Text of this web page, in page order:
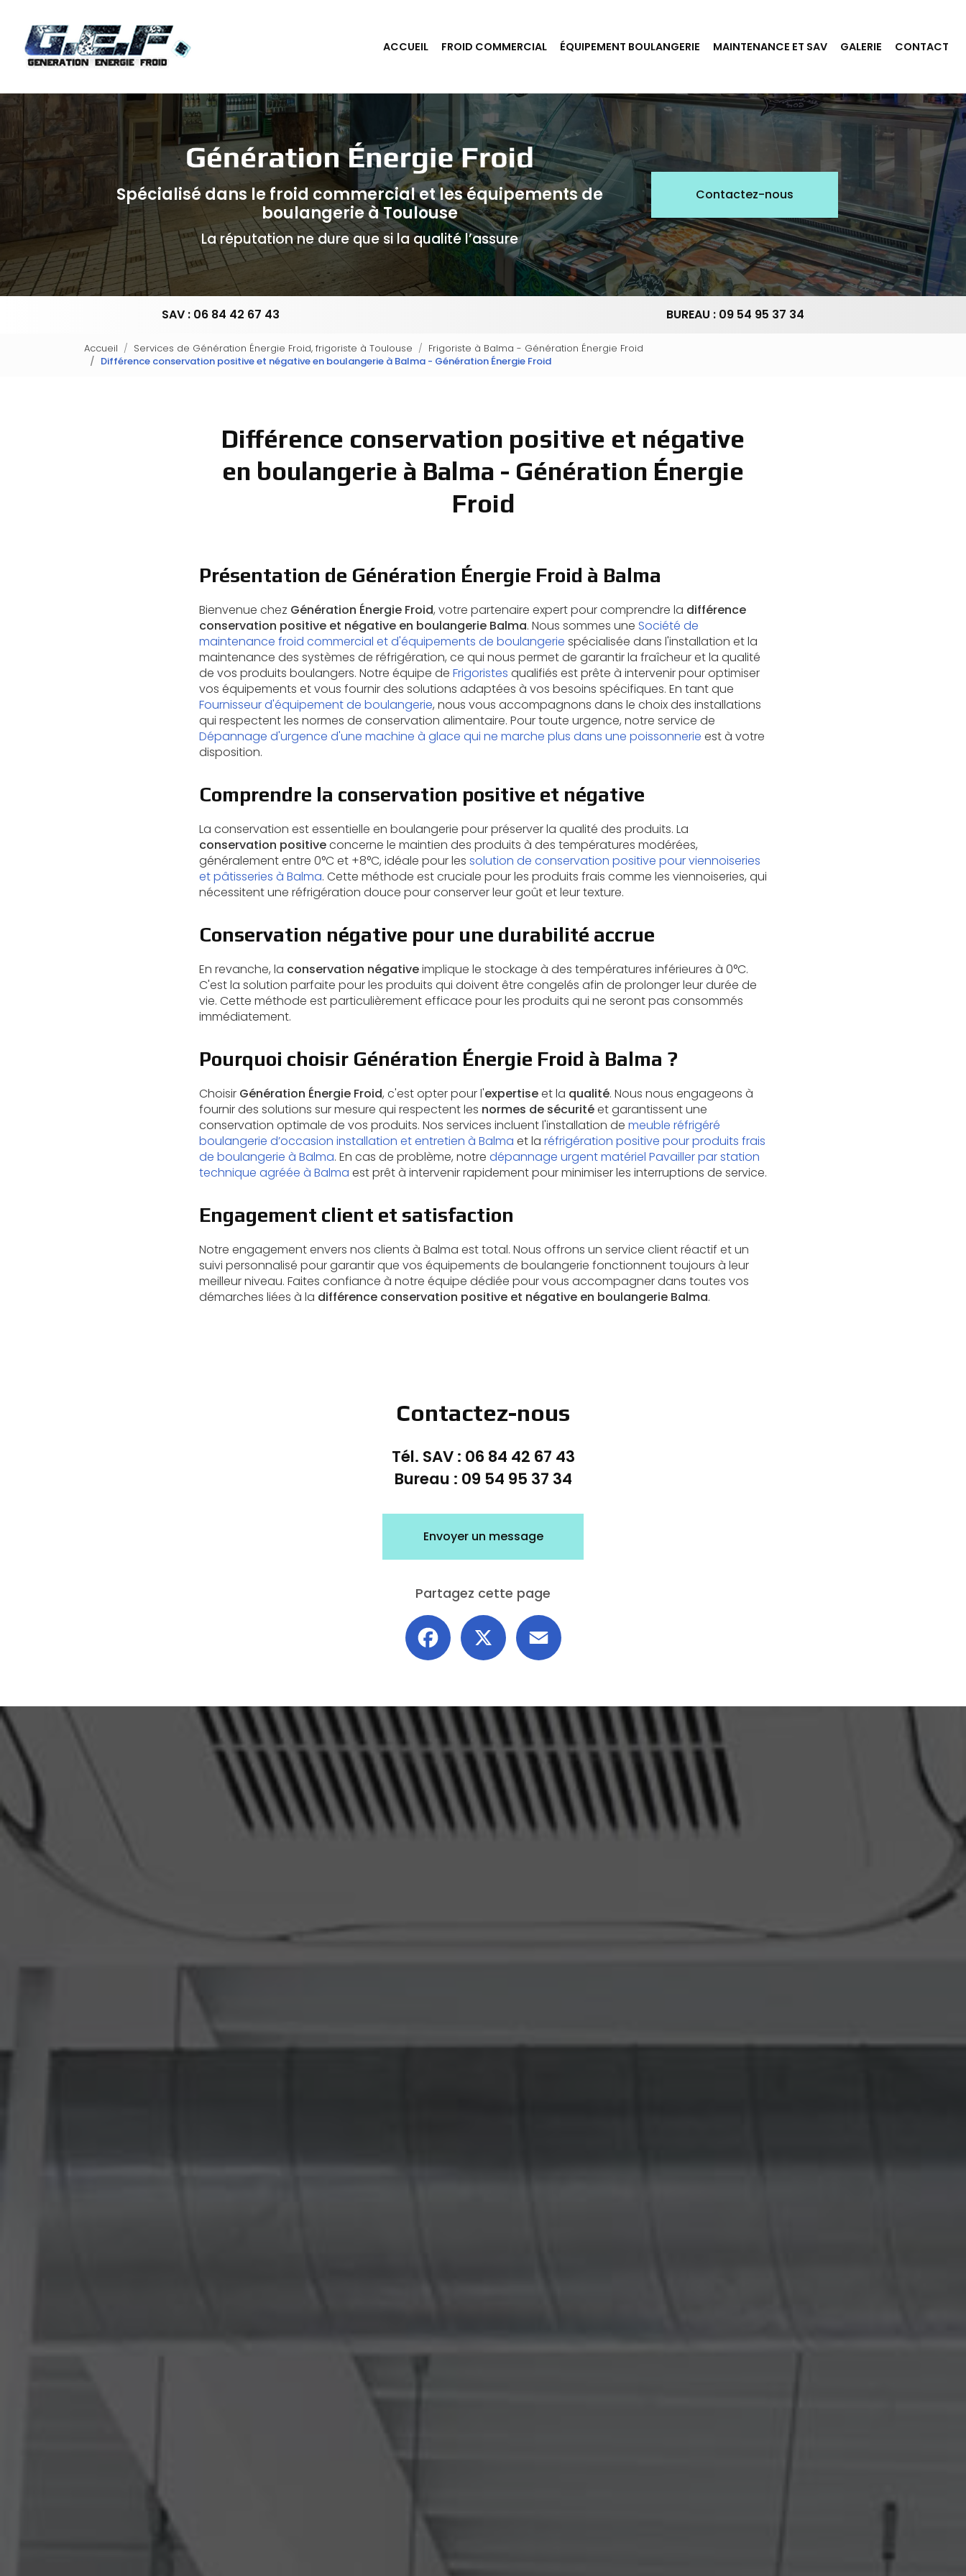
contenu
principal
ACCUEIL FROID COMMERCIAL ÉQUIPEMENT BOULANGERIE MAINTENANCE ET SAV GALERIE CONTACT
Spécialisé dans le froid commercial et les équipements de
boulangerie à Toulouse
La réputation ne dure que si la qualité l’assure
Contactez-nous
SAV : 06 84 42 67 43 BUREAU : 09 54 95 37 34
Accueil Services de Génération Énergie Froid, frigoriste à Toulouse
Frigoriste à Balma - Génération Énergie Froid
Différence conservation positive et négative en boulangerie à Balma - Génération Énergie Froid
Différence conservation positive et négative
en boulangerie à Balma - Génération Énergie
Froid
Présentation de Génération Énergie Froid à Balma
Bienvenue chez Génération Énergie Froid, votre partenaire expert pour comprendre la différence
conservation positive et négative en boulangerie Balma. Nous sommes une Société de
maintenance froid commercial et d'équipements de boulangerie spécialisée dans l'installation et la
maintenance des systèmes de réfrigération, ce qui nous permet de garantir la fraîcheur et la qualité
de vos produits boulangers. Notre équipe de Frigoristes qualifiés est prête à intervenir pour optimiser
vos équipements et vous fournir des solutions adaptées à vos besoins spécifiques. En tant que
Fournisseur d'équipement de boulangerie, nous vous accompagnons dans le choix des installations
qui respectent les normes de conservation alimentaire. Pour toute urgence, notre service de
Dépannage d'urgence d'une machine à glace qui ne marche plus dans une poissonnerie est à votre
disposition.
Comprendre la conservation positive et négative
La conservation est essentielle en boulangerie pour préserver la qualité des produits. La
conservation positiveconcerne le maintien des produits à des températures modérées,
généralement entre 0°C et +8°C, idéale pour les solution de conservation positive pour viennoiseries
et pâtisseries à Balma. Cette méthode est cruciale pour les produits frais comme les viennoiseries, qui
nécessitent une réfrigération douce pour conserver leur goût et leur texture.
Conservation négative pour une durabilité accrue
En revanche, la conservation négativeimplique le stockage à des températures inférieures à 0°C.
C'est la solution parfaite pour les produits qui doivent être congelés afin de prolonger leur durée de
vie. Cette méthode est particulièrement efficace pour les produits qui ne seront pas consommés
immédiatement.
Pourquoi choisir Génération Énergie Froid à Balma ?
Choisir Génération Énergie Froid, c'est opter pour l'expertiseet la qualité. Nous nous engageons à
fournir des solutions sur mesure qui respectent les normes de sécuritéet garantissent une
conservation optimale de vos produits. Nos services incluent l'installation de meuble réfrigéré
boulangerie d’occasion installation et entretien à Balma et la réfrigération positive pour produits frais
de boulangerie à Balma. En cas de problème, notre dépannage urgent matériel Pavailler par station
technique agréée à Balma est prêt à intervenir rapidement pour minimiser les interruptions de service.
Engagement client et satisfaction
Notre engagement envers nos clients à Balma est total. Nous offrons un service client réactif et un
suivi personnalisé pour garantir que vos équipements de boulangerie fonctionnent toujours à leur
meilleur niveau. Faites confiance à notre équipe dédiée pour vous accompagner dans toutes vos
démarches liées à la différence conservation positive et négative en boulangerie Balma.
Contactez-nous
Tél. SAV : 06 84 42 67 43
Bureau : 09 54 95 37 34
Envoyer un message
Partagez cette page
Facebook